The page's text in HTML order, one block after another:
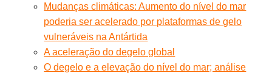
Mudanças climáticas: Aumento do nível do mar
poderia ser acelerado por plataformas de gelo
vulneráveis na Antártida
A aceleração do degelo global
O degelo e a elevação do nível do mar; análise